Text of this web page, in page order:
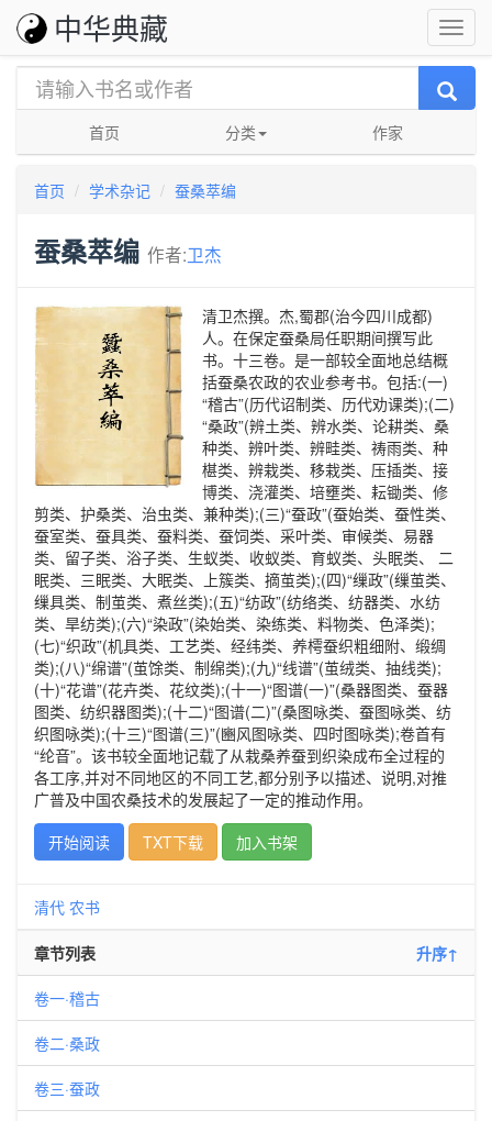
中华典藏
首页 分类 作家
首页 学术杂记 蚕桑萃编
蚕桑萃编 作者:卫杰
清卫杰撰。杰,蜀郡(治今四川成都)
人。在保定蚕桑局任职期间撰写此
书。十三卷。是一部较全面地总结概
括蚕桑农政的农业参考书。包括:(一)
“稽古”(历代诏制类、历代劝课类);(二)
“桑政”(辨土类、辨水类、论耕类、桑
种类、辨叶类、辨畦类、祷雨类、种
椹类、辨栽类、移栽类、压插类、接
博类、浇灌类、培壅类、耘锄类、修
剪类、护桑类、治虫类、兼种类);(三)“蚕政”(蚕始类、蚕性类、
蚕室类、蚕具类、蚕料类、蚕饲类、采叶类、审候类、易器
类、留子类、浴子类、生蚁类、收蚁类、育蚁类、头眠类、 二
眠类、三眠类、大眠类、上簇类、摘茧类);(四)“缫政”(缫茧类、
缫具类、制茧类、煮丝类);(五)“纺政”(纺络类、纺器类、水纺
类、旱纺类);(六)“染政”(染始类、染练类、料物类、色泽类);
(七)“织政”(机具类、工艺类、经纬类、养樗蚕织粗细附、缎绸
类);(八)“绵谱”(茧馀类、制绵类);(九)“线谱”(茧绒类、抽线类);
(十)“花谱”(花卉类、花纹类);(十一)“图谱(一)”(桑器图类、蚕器
图类、纺织器图类);(十二)“图谱(二)”(桑图咏类、蚕图咏类、纺
织图咏类);(十三)“图谱(三)”(豳风图咏类、四时图咏类);卷首有
“纶音”。该书较全面地记载了从栽桑养蚕到织染成布全过程的
各工序,并对不同地区的不同工艺,都分别予以描述、说明,对推
广普及中国农桑技术的发展起了一定的推动作用。
开始阅读
TXT下载 加入书架
清代 农书
章节列表 升序↑
卷一·稽古
卷二·桑政
卷三·蚕政